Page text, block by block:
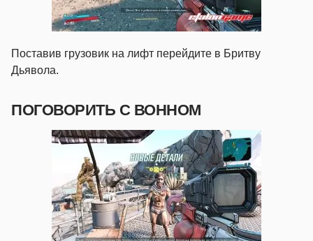
Поставив грузовик на лифт перейдите в Бритву
Дьявола.
ПОГОВОРИТЬ С ВОННОМ